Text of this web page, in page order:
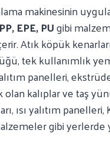
makinesinin
EPE, PUgibi
Atık köpük
tek kullanımlık
panelleri,
kalıplar ve taş
ısı yalıtım
gibi yerlerde